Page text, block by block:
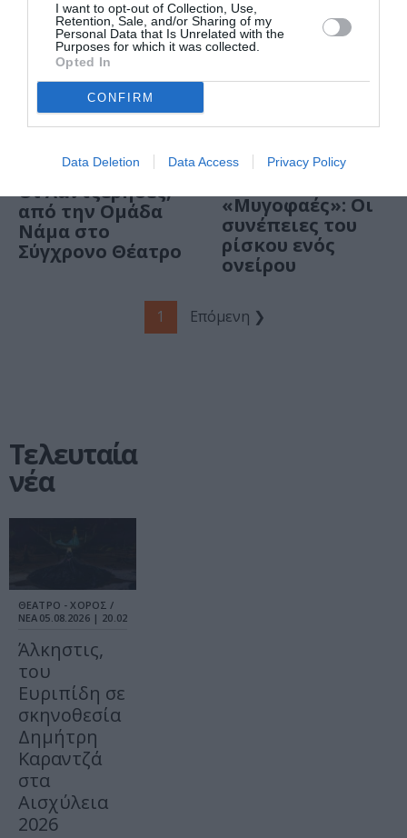
I want to opt-out of Collection, Use,
Retention, Sale, and/or Sharing of my
Personal Data that Is Unrelated with the
Purposes for which it was collected.
Opted In
CONFIRM
Data Deletion Data Access Privacy Policy
ΘΕΑΤΡΟ - ΧΟΡΟΣ / ΑΡΘΡΑ
Γιάννης
Οι κοσμοθεωρίες
“Λαντζέρηδων”
ΘΕΑΤΡΟ - ΧΟΡΟΣ / ΝΕΑ
Οι Λαντζέρηδες,
από την Ομάδα
Νάμα στο
Σύγχρονο Θέατρο
ΘΕΑΤΡΟ - ΧΟΡΟΣ / ΚΡΙΤΙΚΕΣ -
«Μυγοφαές»: Οι
συνέπειες του
ρίσκου ενός
ονείρου
1 Επόμενη ❯
Τελευταία
νέα
ΘΕΑΤΡΟ - ΧΟΡΟΣ /
ΝΕΑ 05.08.2026 | 20.02
Άλκηστις,
του
Ευριπίδη σε
σκηνοθεσία
Δημήτρη
Καραντζά
στα
Αισχύλεια
2026